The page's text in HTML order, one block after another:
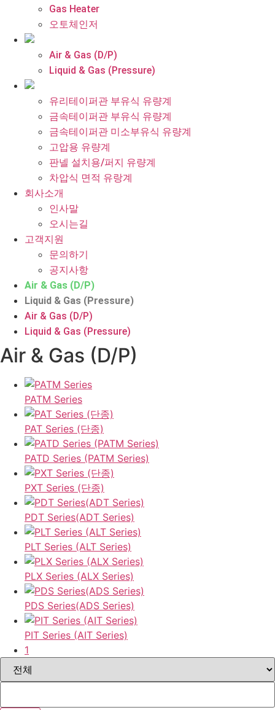
Gas Heater
오토체인저
Air & Gas (D/P)
Liquid & Gas (Pressure)
유리테이퍼관 부유식 유량계
금속테이퍼관 부유식 유량계
금속테이퍼관 미소부유식 유량계
고압용 유량계
판넬 설치용/퍼지 유량계
차압식 면적 유랑계
회사소개
인사말
오시는길
고객지원
문의하기
공지사항
Air & Gas (D/P)
Liquid & Gas (Pressure)
Air & Gas (D/P)
Liquid & Gas (Pressure)
Air & Gas (D/P)
PATM Series
PAT Series (단종)
PATD Series (PATM Series)
PXT Series (단종)
PDT Series(ADT Series)
PLT Series (ALT Series)
PLX Series (ALX Series)
PDS Series(ADS Series)
PIT Series (AIT Series)
1